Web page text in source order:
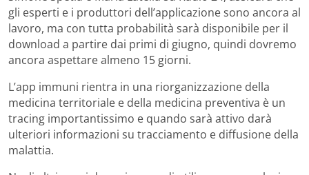
gli esperti e i produttori dell’applicazione sono ancora al
lavoro, ma con tutta probabilità sarà disponibile per il
download a partire dai primi di giugno, quindi dovremo
ancora aspettare almeno 15 giorni.
L’app immuni rientra in una riorganizzazione della
medicina territoriale e della medicina preventiva è un
tracing importantissimo e quando sarà attivo darà
ulteriori informazioni su tracciamento e diffusione della
malattia.